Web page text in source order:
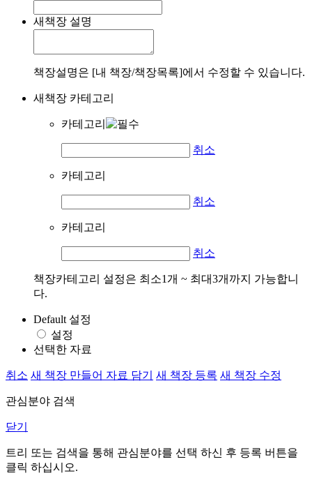
새책장 설명
책장설명은 [내 책장/책장목록]에서 수정할 수 있습니다.
새책장 카테고리
카테고리
취소
카테고리
취소
카테고리
취소
책장카테고리 설정은 최소1개 ~ 최대3개까지 가능합니
다.
Default 설정
설정
선택한 자료
취소 새 책장 만들어 자료 담기 새 책장 등록 새 책장 수정
관심분야 검색
닫기
트리 또는 검색을 통해 관심분야를 선택 하신 후 등록 버튼을
클릭 하십시오.